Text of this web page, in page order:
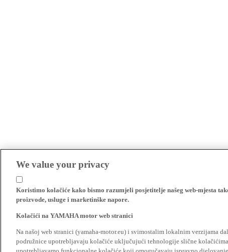
We value your privacy
Koristimo kolačiće kako bismo razumjeli posjetitelje našeg web-mjesta
proizvode, usluge i marketinške napore.
Kolačići na YAMAHA motor web stranici
Na našoj web stranici (yamaha-motor.eu) i svimostalim lokalnim verzijama
podružnice upotrebljavaju kolačiće uključujući tehnologije slične